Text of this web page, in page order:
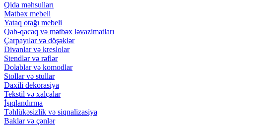
Qida məhsulları
Mətbəx mebeli
Yataq otağı mebeli
Qab-qacaq və mətbəx ləvazimatları
Çarpayılar və döşəklər
Divanlar və kreslolar
Stendlər və rəflər
Dolablar və komodlar
Stollar və stullar
Daxili dekorasiya
Tekstil və xalçalar
İşıqlandırma
Təhlükəsizlik və siqnalizasiya
Baklar və çənlər